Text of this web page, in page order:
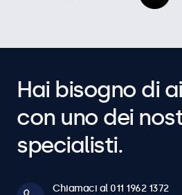
Hai bisogno di
con uno dei
specialisti.
Chiamaci al 011 1962 1372